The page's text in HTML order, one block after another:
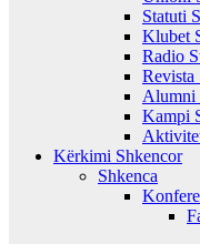
Statuti
Klubet
Radio
Revista
Alumni
Kampi
Kërkimi Shkencor
Shkenca